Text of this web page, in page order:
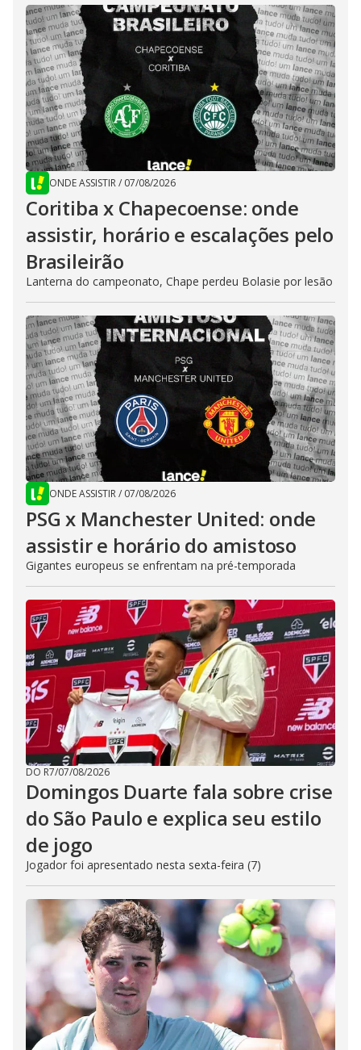
ONDE ASSISTIR/ 07/08/2026
Coritiba x Chapecoense: onde
assistir, horário e escalações pelo
Brasileirão
Lanterna do campeonato, Chape perdeu Bolasie por lesão
ONDE ASSISTIR/ 07/08/2026
PSG x Manchester United: onde
assistir e horário do amistoso
Gigantes europeus se enfrentam na pré-temporada
DO R7/07/08/2026
Domingos Duarte fala sobre crise
do São Paulo e explica seu estilo
de jogo
Jogador foi apresentado nesta sexta-feira (7)